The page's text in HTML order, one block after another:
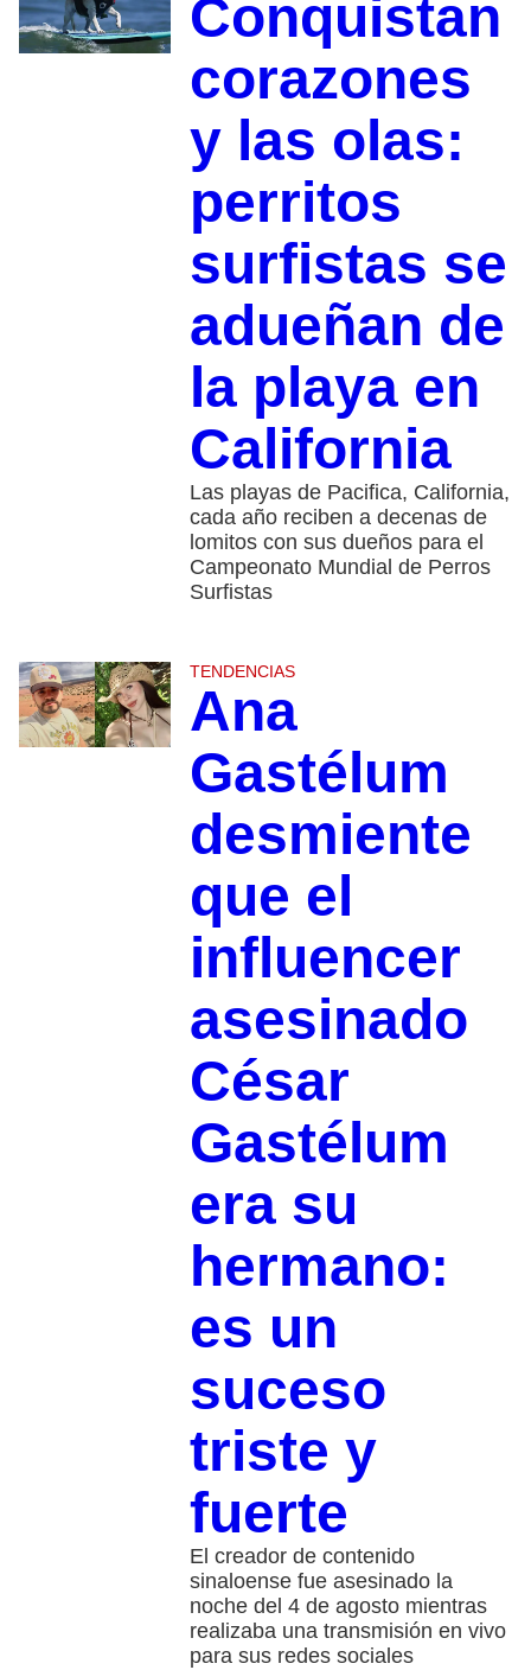
Conquistan
corazones
y las olas:
perritos
surfistas se
adueñan de
la playa en
California
Las playas de Pacifica, California,
cada año reciben a decenas de
lomitos con sus dueños para el
Campeonato Mundial de Perros
Surfistas
TENDENCIAS
Ana
Gastélum
desmiente
que el
influencer
asesinado
César
Gastélum
era su
hermano:
es un
suceso
triste y
fuerte
El creador de contenido
sinaloense fue asesinado la
noche del 4 de agosto mientras
realizaba una transmisión en vivo
para sus redes sociales